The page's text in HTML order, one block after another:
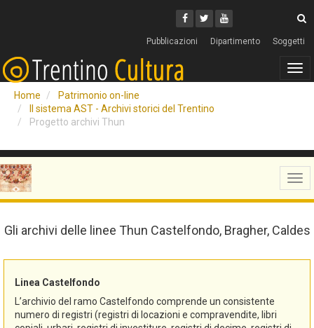
Facebook
Twitter
Youtube
Pubblicazioni Dipartimento Soggetti
Home
Patrimonio on-line
Il sistema AST - Archivi storici del Trentino
Progetto archivi Thun
Gli archivi delle linee Thun Castelfondo, Bragher, Caldes
Linea Castelfondo
L’archivio del ramo Castelfondo comprende un consistente
numero di registri (registri di locazioni e compravendite, libri